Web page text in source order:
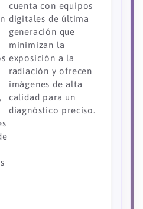
cuenta con equipos
digitales de última
generación que
minimizan la
exposición a la
radiación y ofrecen
imágenes de alta
calidad para un
diagnóstico preciso.